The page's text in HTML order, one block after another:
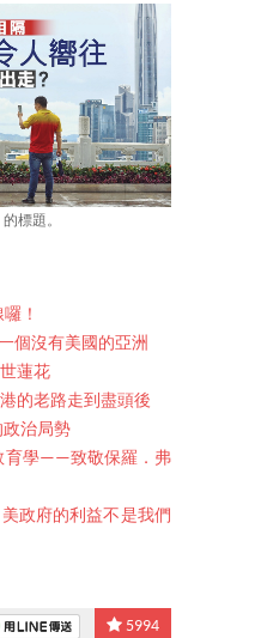
標題。
！
個沒有美國的亞洲
蓮花
的老路走到盡頭後
治局勢
育學——致敬保羅．弗
政府的利益不是我們
5994